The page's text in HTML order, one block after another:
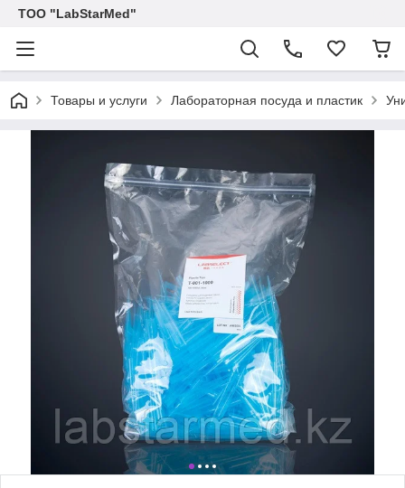
ТОО "LabStarMed"
Товары и услуги Лабораторная посуда и пластик